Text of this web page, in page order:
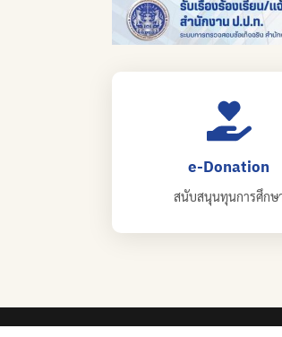
e-Donation
สนับสนุนทุนการศึกษ